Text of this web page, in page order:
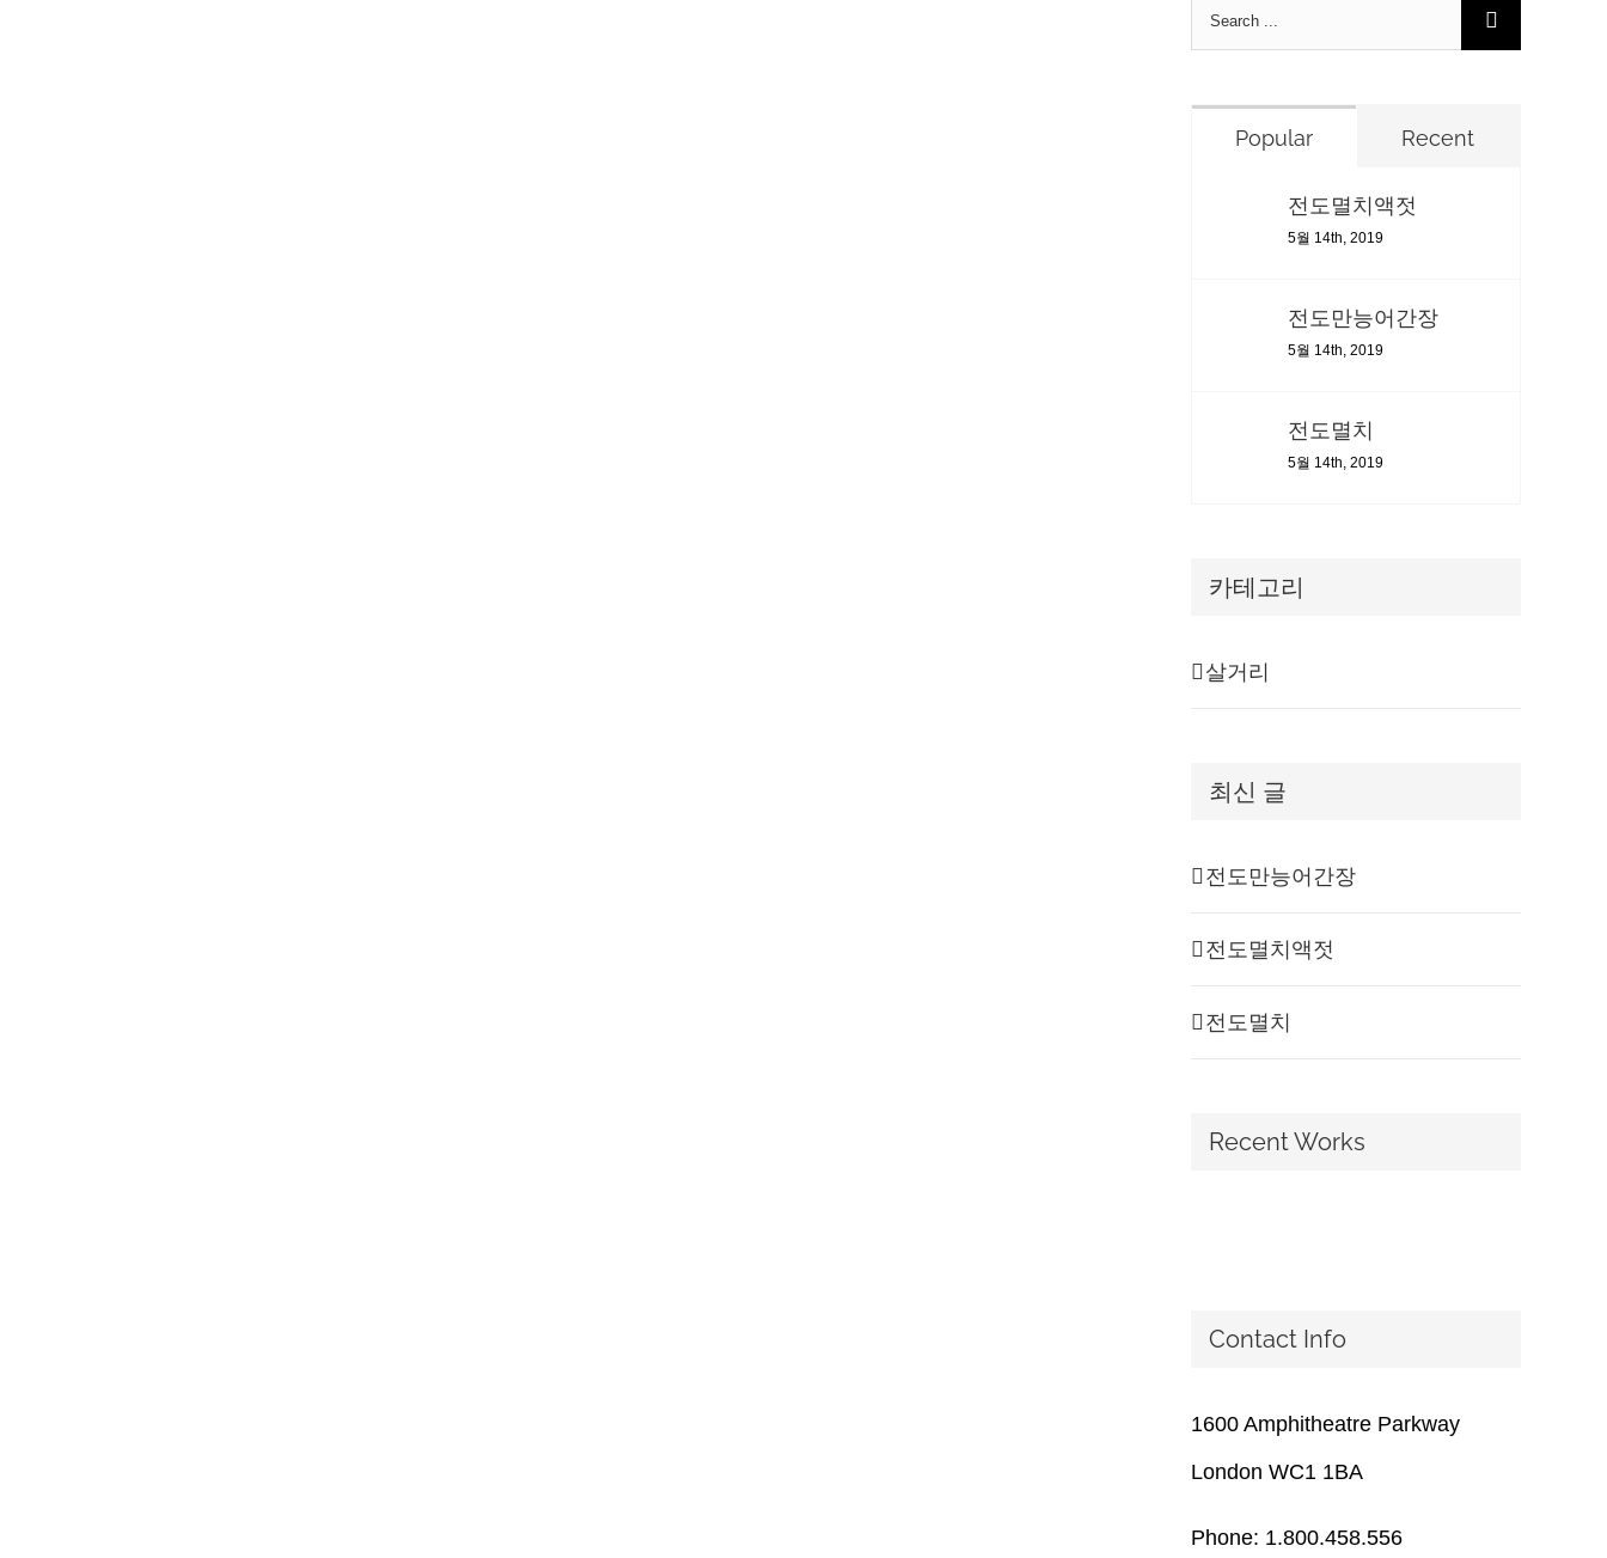
Search
Popular Recent
전도멸치액젓
5월 14th, 2019
전도만능어간장
5월 14th, 2019
전도멸치
5월 14th, 2019
카테고리
살거리
최신 글
전도만능어간장
전도멸치액젓
전도멸치
Recent Works
Contact Info
1600 Amphitheatre Parkway
London WC1 1BA
Phone: 1.800.458.556